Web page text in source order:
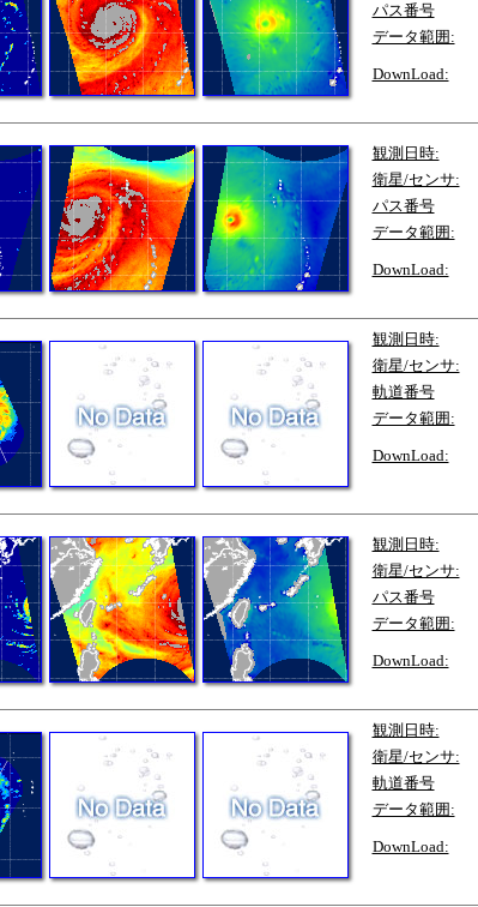
パス番号
データ範囲:
DownLoad:
観測日時:
衛星/センサ:
パス番号
データ範囲:
DownLoad:
観測日時:
衛星/センサ:
軌道番号
データ範囲:
DownLoad:
観測日時:
衛星/センサ:
パス番号
データ範囲:
DownLoad:
観測日時:
衛星/センサ:
軌道番号
データ範囲:
DownLoad: